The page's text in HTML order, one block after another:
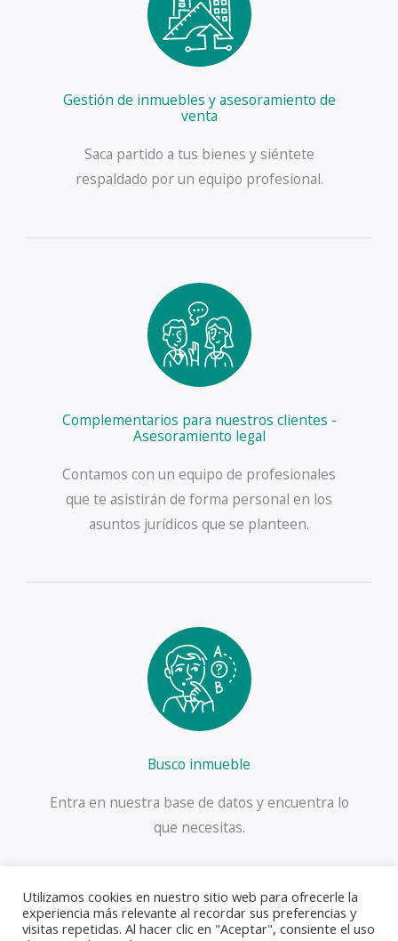
Gestión de inmuebles y asesoramiento de
venta
Saca partido a tus bienes y siéntete
respaldado por un equipo profesional.
Complementarios para nuestros clientes -
Asesoramiento legal
Contamos con un equipo de profesionales
que te asistirán de forma personal en los
asuntos jurídicos que se planteen.
Busco inmueble
Entra en nuestra base de datos y encuentra lo
que necesitas.
Utilizamos cookies en nuestro sitio web para ofrecerle la
experiencia más relevante al recordar sus preferencias y
visitas repetidas. Al hacer clic en "Aceptar", consiente el uso